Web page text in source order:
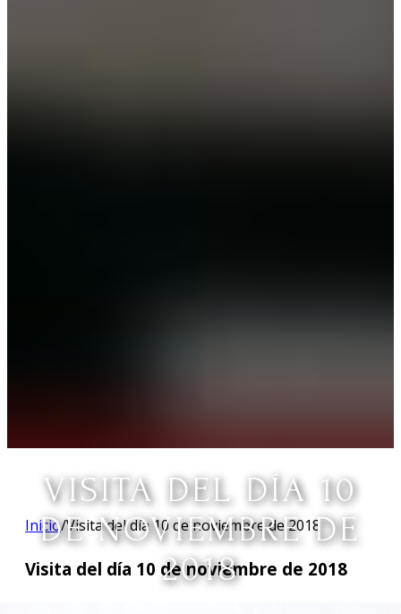
VISITA DEL DÍA 10
DE NOVIEMBRE DE
2018
Inicio/Visita del día 10 de noviembre de 2018
Visita del día 10 de noviembre de 2018